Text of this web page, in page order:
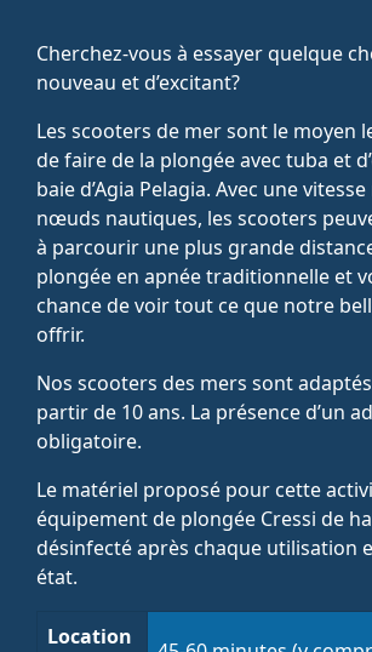
Cherchez-vous à essayer quelque
nouveau et d’excitant?
Les scooters de mer sont le moyen
de faire de la plongée avec tuba et
baie d’Agia Pelagia. Avec une
nœuds nautiques, les scooters
à parcourir une plus grande
plongée en apnée traditionnelle et
chance de voir tout ce que notre
offrir.
Nos scooters des mers sont
partir de 10 ans. La présence d’un
obligatoire.
Le matériel proposé pour cette
équipement de plongée Cressi de
désinfecté après chaque utilisation
état.
Location